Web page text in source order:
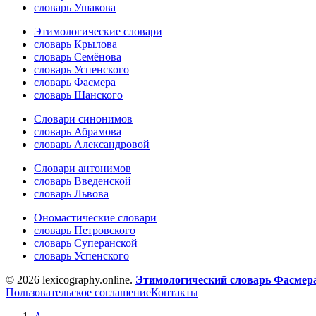
словарь Ушакова
Этимологические словари
словарь Крылова
словарь Семёнова
словарь Успенского
словарь Фасмера
словарь Шанского
Словари синонимов
словарь Абрамова
словарь Александровой
Словари антонимов
словарь Введенской
словарь Львова
Ономастические словари
словарь Петровского
словарь Суперанской
словарь Успенского
© 2026 lexicography.online. Этимологический словарь
Пользовательское соглашениеКонтакты